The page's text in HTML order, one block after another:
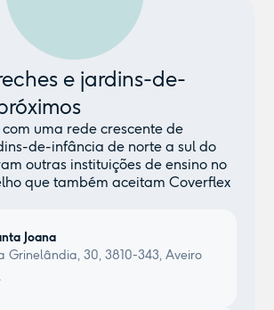
e jardins-de-
uma rede crescente de
de-infância de norte a sul do
outras instituições de ensino no
que também aceitam Coverflex
Joana
Grinelândia, 30, 3810-343, Aveiro